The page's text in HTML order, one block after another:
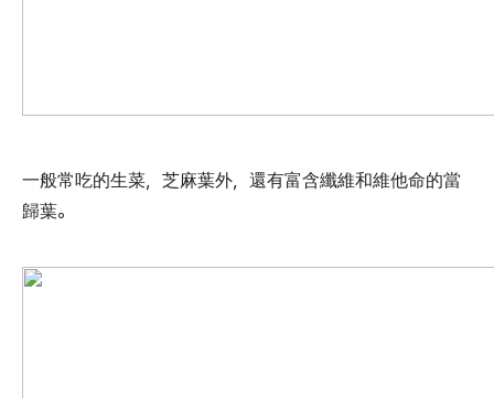
一般常吃的生菜，芝麻葉外，還有富含纖維和維他命的當
歸葉。